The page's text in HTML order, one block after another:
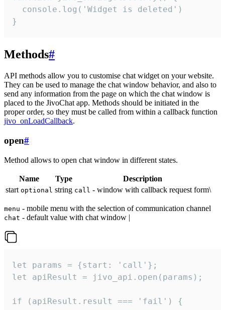
  console.log('Widget is deleted')
}
Methods#
API methods allow you to customise chat widget on your website.
They can be used to manage the chat window behavior, and also to
send any information from the page on which the chat window is
placed to the JivoChat app. Methods should be initiated in the
proper order, so they must be called from within a callback function
jivo_onLoadCallback.
open#
Method allows to open chat window in different states.
Name Type
Description
start optional string call - window with callback request form\
menu - mobile menu with the selection of communication channel
chat - default value with chat window |
let params = {start: 'call'};
let apiResult = jivo_api.open(params);
if (apiResult.result === 'fail') {